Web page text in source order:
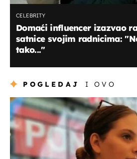
CELEBRITY
Domaći influencer izazvao
satnice svojim radnicima:
tako..."
POGLEDAJ I OVO